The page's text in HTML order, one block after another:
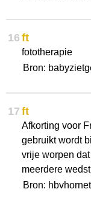
16 ft
fototherapie
Bron:
17 ft
Afkorting voor
gebruikt wordt
vrije worpen
meerdere
Bron: